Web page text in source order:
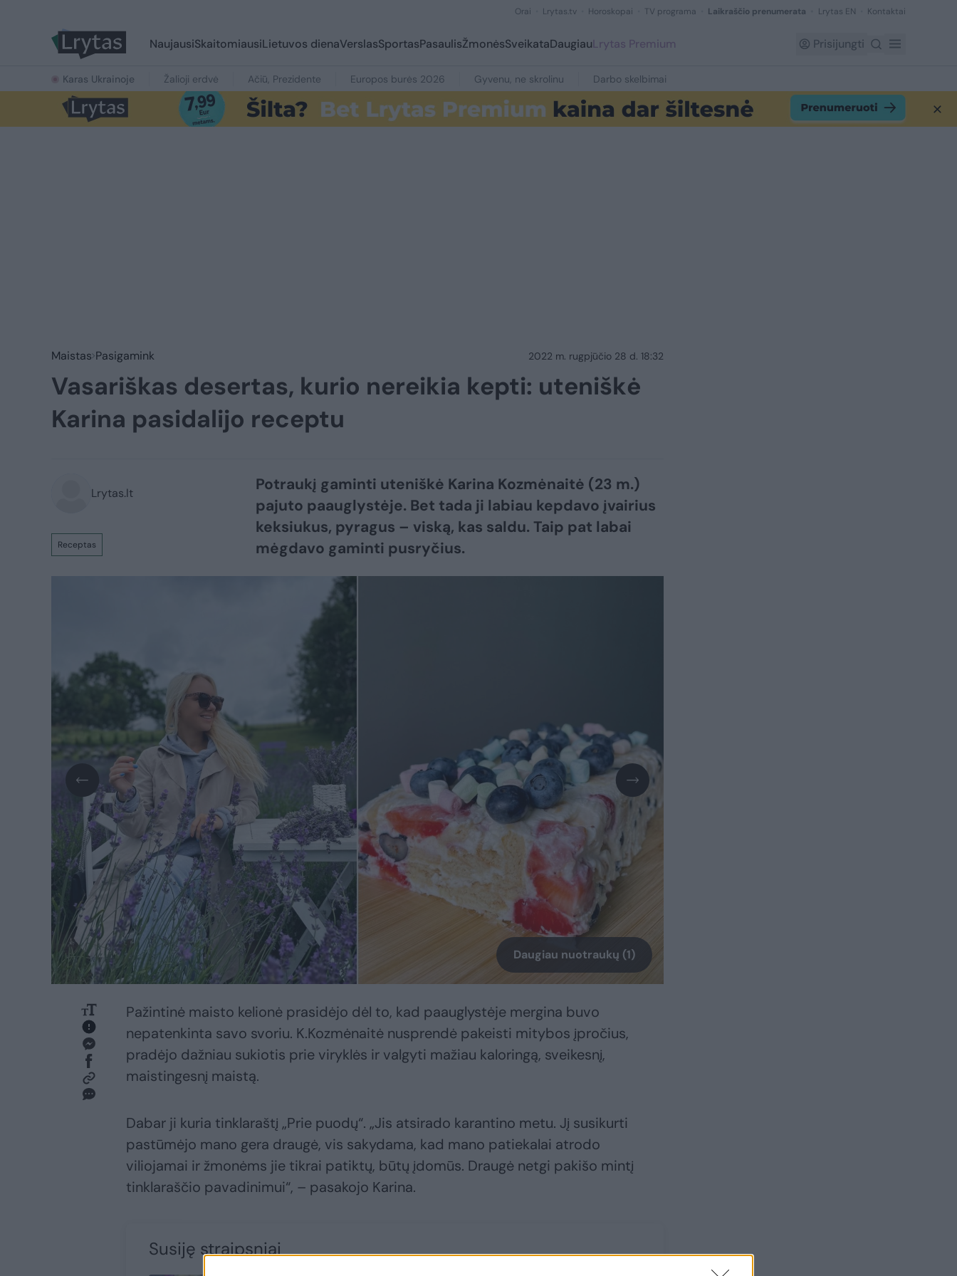
Orai Lrytas.tv Horoskopai TV programa Laikraščio prenumerata Lrytas EN Kontaktai
NaujausiSkaitomiausiLietuvos dienaVerslasSportasPasaulisŽmonėsSveikataDaugiauLrytas Premium Prisijungti
Karas Ukrainoje Žalioji erdvė Ačiū, Prezidente Europos burės 2026 Gyvenu, ne skrolinu Darbo skelbimai
Maistas Pasigamink 2022 m. rugpjūčio 28 d. 18:32
Vasariškas desertas, kurio nereikia kepti: uteniškė
Karina pasidalijo receptu
Lrytas.lt
Receptas
Potraukį gaminti uteniškė Karina Kozmėnaitė (23 m.)
pajuto paauglystėje. Bet tada ji labiau kepdavo įvairius
keksiukus, pyragus – viską, kas saldu. Taip pat labai
mėgdavo gaminti pusryčius.
Daugiau nuotraukų (1)
Pažintinė maisto kelionė prasidėjo dėl to, kad paauglystėje mergina buvo
nepatenkinta savo svoriu. K.Kozmėnaitė nusprendė pakeisti mitybos įpročius,
pradėjo dažniau sukiotis prie viryklės ir valgyti mažiau kaloringą, sveikesnį,
maistingesnį maistą.
Dabar ji kuria tinklaraštį „Prie puodų“. „Jis atsirado karantino metu. Jį susikurti
pastūmėjo mano gera draugė, vis sakydama, kad mano patiekalai atrodo
viliojamai ir žmonėms jie tikrai patiktų, būtų įdomūs. Draugė netgi pakišo mintį
tinklaraščio pavadinimui“, – pasakojo Karina.
Susiję straipsniai